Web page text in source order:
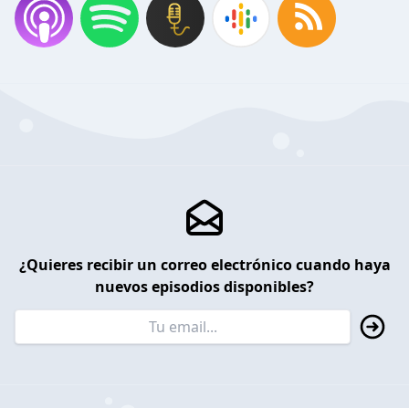
¿Quieres recibir un correo electrónico cuando haya
nuevos episodios disponibles?